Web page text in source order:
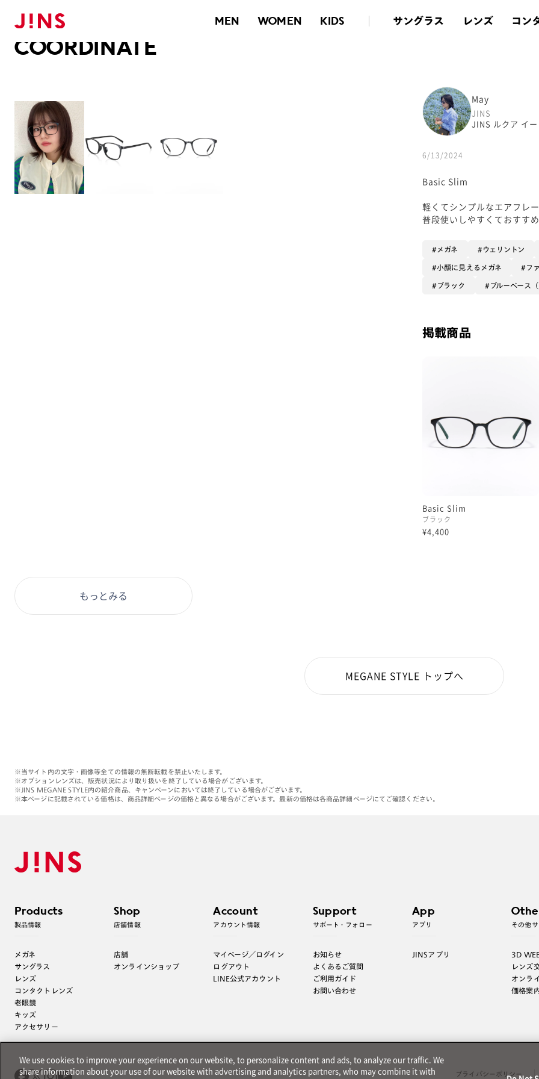
MEN WOMEN KIDS サングラス レンズ コン
メガネのJINS TOP
COORDINATE
May
JINS
JINS ルクア イ
6/13/2024
Basic Slim
軽くてシンプルなエアフレ
普段使いしやすくておすす
メガネ ウェリントン
小顔に見えるメガネ フ
ブラック ブルーベース
掲載商品
Basic Slim
ブラック
¥4,400
もっとみる
MEGANE STYLE トップへ
※当サイト内の文字・画像等全ての情報の無断転載を禁止いたします。
※オプションレンズは、販売状況により取り扱いを終了している場合がございます。
※JINS MEGANE STYLE内の紹介商品、キャンペーンにおいては終了している場合がございます。
※本ページに記載されている価格は、商品詳細ページの価格と異なる場合がございます。最新の価格は各商品詳細ページにてご確認ください。
Products
製品情報
メガネ
サングラス
レンズ
コンタクトレンズ
老眼鏡
キッズ
アクセサリー
Shop
店舗情報
店舗
オンラインショップ
Account
アカウント情報
マイページ／ログイン
ログアウト
LINE公式アカウント
Support
サポート・フォロー
お知らせ
よくあるご質問
ご利用ガイド
お問い合わせ
App
アプリ
JINSアプリ
その他
3D
レンズ
オンラ
価格案
プライバシーポリシー
We use cookies to improve your experience on our website, to personalize content and ads, to analyze our traffic. We
share information about your use of our website with advertising and analytics partners, who may combine it with